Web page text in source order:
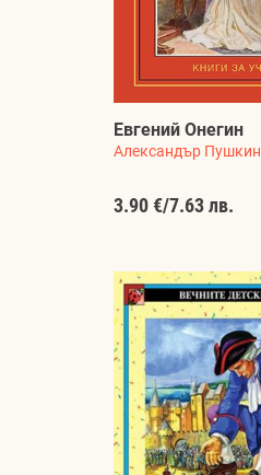
Евгений Онегин
Александър Пушкин
3.90 €/7.63 лв.